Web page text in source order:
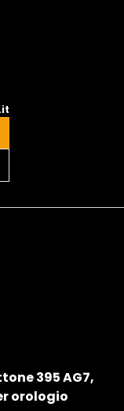
395 AG7,
orologio